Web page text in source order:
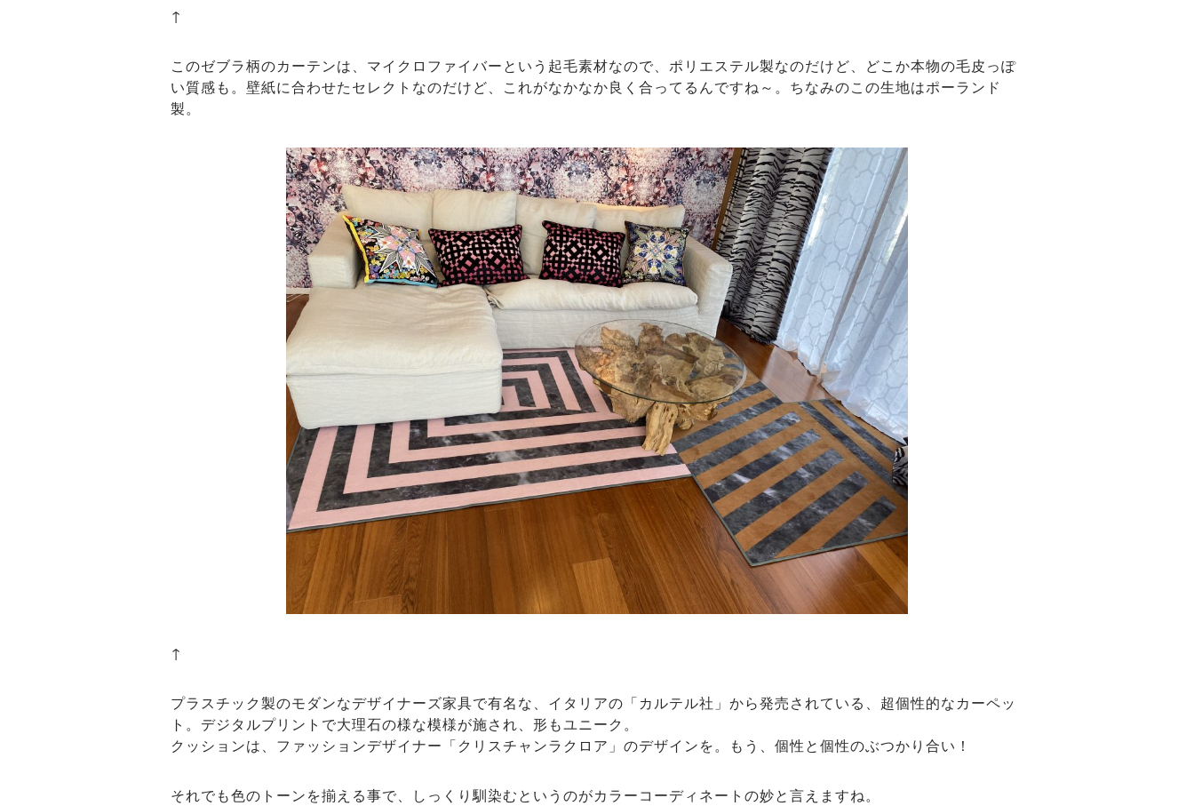
↑
このゼブラ柄のカーテンは、マイクロファイバーという起毛素材なので、ポリエステル製なのだけど、どこか本物の毛皮っぽ
い質感も。壁紙に合わせたセレクトなのだけど、これがなかなか良く合ってるんですね～。ちなみのこの生地はポーランド
製。
↑
プラスチック製のモダンなデザイナーズ家具で有名な、イタリアの「カルテル社」から発売されている、超個性的なカーペッ
ト。デジタルプリントで大理石の様な模様が施され、形もユニーク。
クッションは、ファッションデザイナー「クリスチャンラクロア」のデザインを。もう、個性と個性のぶつかり合い！
それでも色のトーンを揃える事で、しっくり馴染むというのがカラーコーディネートの妙と言えますね。